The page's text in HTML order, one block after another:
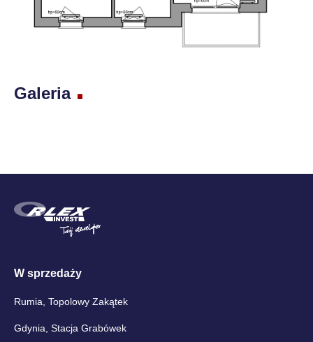
Galeria
W sprzedaży
Rumia, Topolowy Zakątek
Gdynia, Stacja Grabówek